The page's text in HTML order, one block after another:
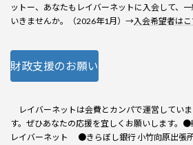
ットー、あなたもレイバーネットに入会して、
いきませんか。（2026年1月）→入会希望者はこ
財政支援のお願い
レイバーネットは会費とカンパで運営してい
す。ぜひあなたの応援を宜しくお願いします
レイバーネット ●きらぼし銀行 小竹向原出張